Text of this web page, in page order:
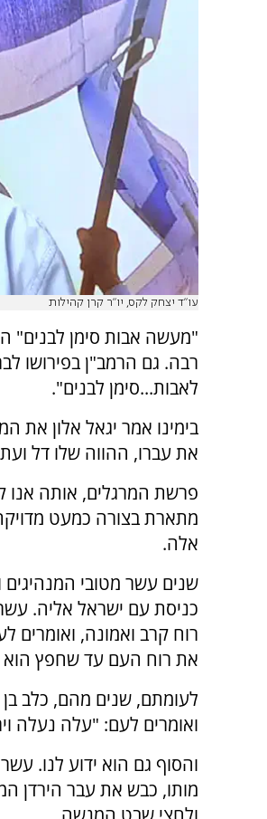
עו"ד יצחק לקס, יו"ר קרן קהילות
"מעשה אבות סימן לבנים"
רבה. גם הרמב"ן בפירושו
לאבות...סימן לבנים".
בימינו אמר יגאל אלון את
את עברו, ההווה שלו דל
פרשת המרגלים, אותה
מתארת בצורה כמעט
אלה.
שנים עשר מטובי
כניסת עם ישראל אליה.
רוח קרב ואמונה, ואומרים
את רוח העם עד שחפץ הוא
לעומתם, שנים מהם, כלב
ואומרים לעם: "עלה נעלה
והסוף גם הוא ידוע לנו.
מותו, כבש את עבר הירדן